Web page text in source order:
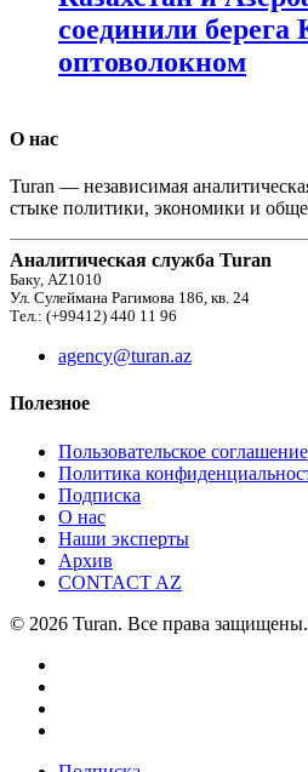
соединили берега
оптоволокном
О нас
Turan — независимая
стыке политики, экономики и
Аналитическая служба Turan
Баку, AZ1010
Ул. Сулеймана Рагимова 186, кв. 24
Тел.: (+99412) 440 11 96
agency@turan.az
Полезное
Пользовательское соглашение
Политика
Подписка
О нас
Наши эксперты
Архив
CONTACT AZ
© 2026 Turan. Все права защищены.